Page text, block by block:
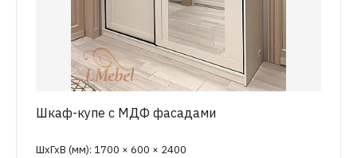
Шкаф-купе с МДФ фасадами
ШхГхВ (мм): 1700 × 600 × 2400